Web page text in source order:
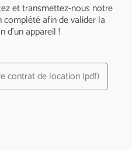
et transmettez-nous notre
afin de valider la
d'un appareil !
contrat de location (pdf)